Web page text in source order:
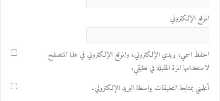
الموقع الإلكتروني
احفظ اسمي، بريدي الإلكتروني، والموقع الإلكتروني في هذا المتصفح
لاستخدامها المرة المقبلة في تعليقي.
أعلمني بمتابعة التعليقات بواسطة البريد الإلكتروني.